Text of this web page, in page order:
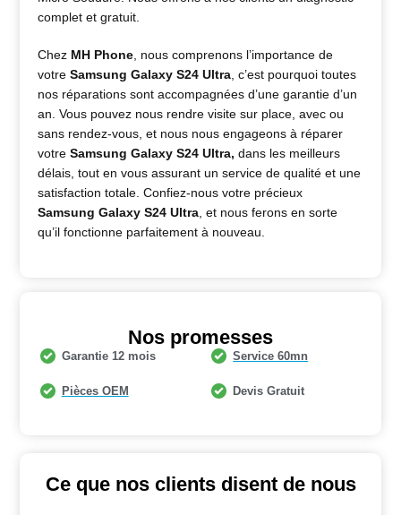
complet et gratuit.
Chez MH Phone , nous comprenons l’importance de
votreSamsung Galaxy S24 Ultra , c’est pourquoi toutes
nos réparations sont accompagnées d’une garantie d’un
an. Vous pouvez nous rendre visite sur place, avec ou
sans rendez-vous, et nous nous engageons à réparer
votreSamsung Galaxy S24 Ultra,dans les meilleurs
délais, tout en vous assurant un service de qualité et une
satisfaction totale. Confiez-nous votre précieux
Samsung Galaxy S24 Ultra , et nous ferons en sorte
qu’il fonctionne parfaitement à nouveau.
Nos promesses
Garantie 12 mois Service 60mn
Pièces OEM Devis Gratuit
Ce que nos clients disent de nous